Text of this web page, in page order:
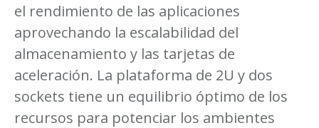
el rendimiento de las aplicaciones
aprovechando la escalabilidad del
almacenamiento y las tarjetas de
aceleración. La plataforma de 2U y dos
sockets tiene un equilibrio óptimo de los
recursos para potenciar los ambientes